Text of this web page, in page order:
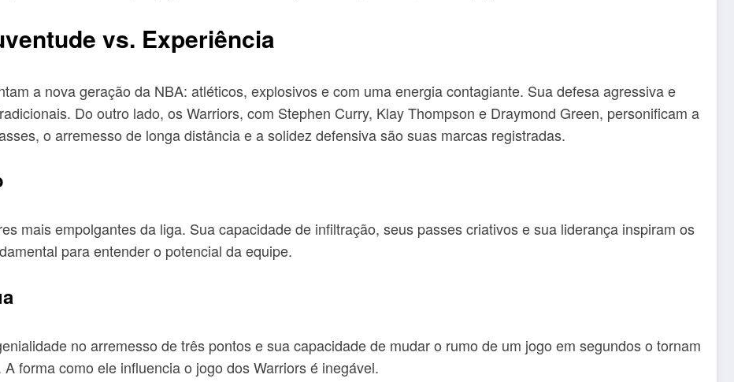
vs. Experiência
a nova geração da NBA: atléticos, explosivos e com uma energia contagiante. Sua defesa agressiva e
Do outro lado, os Warriors, com Stephen Curry, Klay Thompson e Draymond Green, personificam a
o arremesso de longa distância e a solidez defensiva são suas marcas registradas.
mais empolgantes da liga. Sua capacidade de infiltração, seus passes criativos e sua liderança inspiram os
para entender o potencial da equipe.
no arremesso de três pontos e sua capacidade de mudar o rumo de um jogo em segundos o tornam
forma como ele influencia o jogo dos Warriors é inegável.